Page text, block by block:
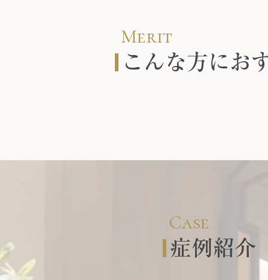
Merit
こんな方にお
Case
症例紹介